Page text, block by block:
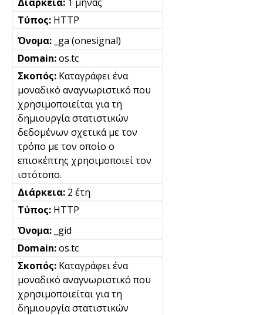
HTTP
_ga (onesignal)
os.tc
Καταγράφει ένα
μοναδικό αναγνωριστικό που
χρησιμοποιείται για τη
δημιουργία στατιστικών
δεδομένων σχετικά με τον
τρόπο με τον οποίο ο
επισκέπτης χρησιμοποιεί τον
ιστότοπο.
2 έτη
HTTP
_gid
os.tc
Καταγράφει ένα
μοναδικό αναγνωριστικό που
χρησιμοποιείται για τη
δημιουργία στατιστικών